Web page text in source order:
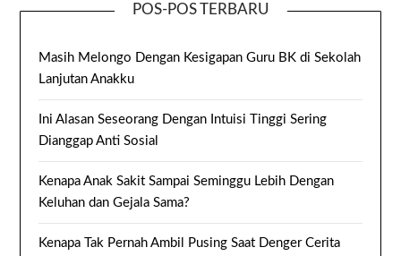
POS-POS TERBARU
Masih Melongo Dengan Kesigapan Guru BK di Sekolah
Lanjutan Anakku
Ini Alasan Seseorang Dengan Intuisi Tinggi Sering
Dianggap Anti Sosial
Kenapa Anak Sakit Sampai Seminggu Lebih Dengan
Keluhan dan Gejala Sama?
Kenapa Tak Pernah Ambil Pusing Saat Denger Cerita